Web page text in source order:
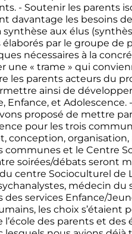
- Soutenir les parents
davantage les besoins
synthèse aux élus
par le groupe
nécessaires à la
« trame » qui
les parents acteurs du
ainsi de
Enfance, et
proposé de mettre
pour les trois
conception,
communes et le Centre
soirées/débats seront
centre Socioculturel
médecin du
des services Enfance/
les choix s’étaient
des parents et